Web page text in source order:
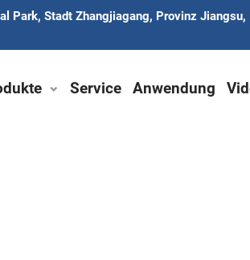
Park, Stadt Zhangjiagang, Provinz Jiangsu,
Service Anwendung